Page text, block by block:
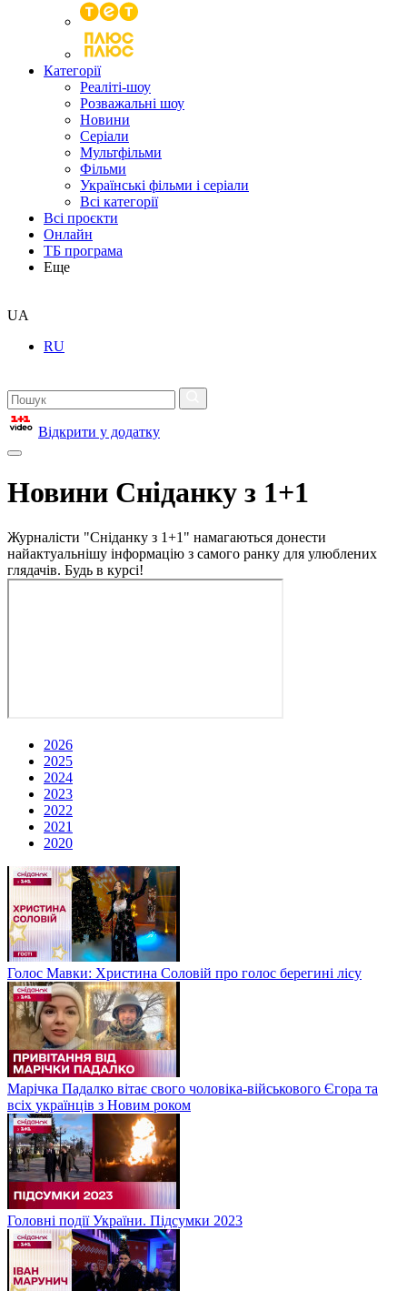
Категорії
Реаліті-шоу
Розважальні шоу
Новини
Серіали
Мультфільми
Фільми
Українські фільми і серіали
Всі категорії
Всі проєкти
Онлайн
ТБ програма
Еще
UA
RU
Відкрити у додатку
Новини Сніданку з 1+1
Журналісти "Сніданку з 1+1" намагаються донести
найактуальнішу інформацію з самого ранку для улюблених
глядачів. Будь в курсі!
2026
2025
2024
2023
2022
2021
2020
Голос Мавки: Христина Соловій про голос берегині лісу
Марічка Падалко вітає свого чоловіка-військового Єгора та
всіх українців з Новим роком
Головні події України. Підсумки 2023